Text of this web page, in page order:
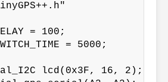
= 100;
= 5000;
lcd(0x3F, 16, 2);